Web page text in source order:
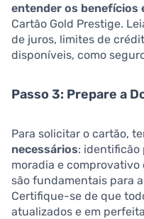
entender os benefícios
Cartão Gold Prestige.
de juros, limites de
disponíveis, como
Passo 3: Prepare a
Para solicitar o cartão,
necessários: identificão
moradia e
são fundamentais para
Certifique-se de que
atualizados e em